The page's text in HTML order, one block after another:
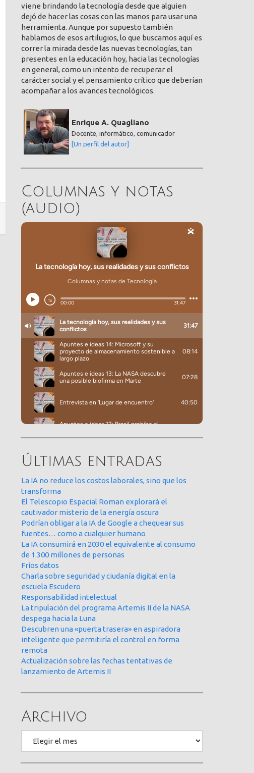
viene brindando la tecnología desde que alguien
dejó de hacer las cosas con las manos para usar una
herramienta. Aunque por supuesto también
hablamos de esos artilugios, lo que buscamos aquí es
correr la mirada desde las nuevas tecnologías, tan
presentes en la educación hoy, hacia las tecnologías
en general, como un intento de recuperar el
carácter social y el pensamiento crítico que deberían
acompañar a los avances tecnológicos.
Enrique A. Quagliano
Docente, informático, comunicador
[Un perfil del autor]
Columnas y notas
(audio)
Últimas entradas
La IA no reduce los costos laborales, sino que los
transforma
El Telescopio Espacial Roman explorará el
cautivador misterio de la energía oscura
Podrían obligar a la IA de Google a chequear sus
fuentes… como a cualquier humano
La IA consumirá en 2030 el equivalente al consumo
de 1.300 millones de personas
Fríos datos
Charla sobre seguridad y ciudanía digital en la
escuela Escudero
Responsabilidad intelectual
La tripulación del programa Artemis II de la NASA
despega hacia la Luna
Descubren una «puerta trasera» en aspiradora
inteligente que permitiría el control en forma
remota
Actualización sobre las fechas tentativas de
lanzamiento de Artemis II
Archivo